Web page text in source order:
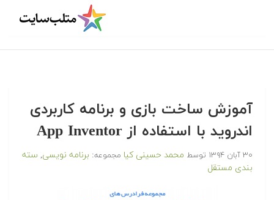
آموزش ساخت بازی و برنامه کاربردی
اندروید با استفاده از App Inventor
۳۰ آبان ۱۳۹۴ توسط محمد حسینی کیا مجموعه: برنامه نویسی, سته
بندی مستقل